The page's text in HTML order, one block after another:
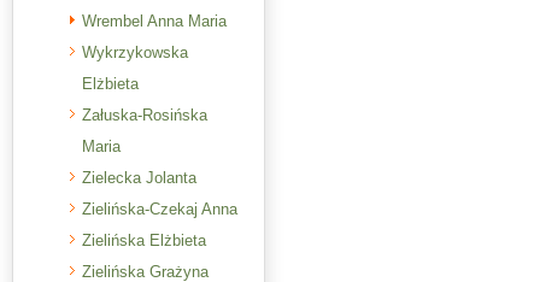
Wrembel Anna Maria
Wykrzykowska
Elżbieta
Załuska-Rosińska
Maria
Zielecka Jolanta
Zielińska-Czekaj Anna
Zielińska Elżbieta
Zielińska Grażyna